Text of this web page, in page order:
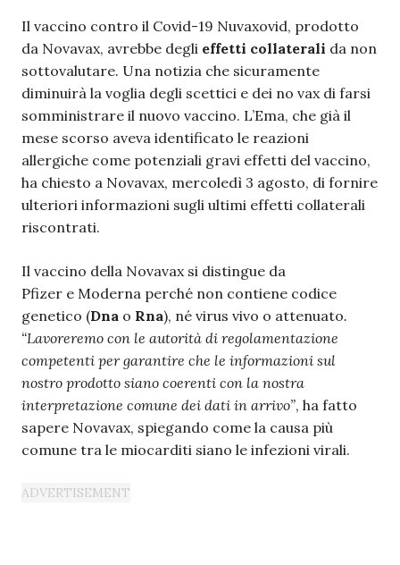
Il vaccino contro il Covid-19 Nuvaxovid, prodotto
da Novavax, avrebbe degli effetti collaterali da non
sottovalutare. Una notizia che sicuramente
diminuirà la voglia degli scettici e dei no vax di farsi
somministrare il nuovo vaccino. L’Ema, che già il
mese scorso aveva identificato le reazioni
allergiche come potenziali gravi effetti del vaccino,
ha chiesto a Novavax, mercoledì 3 agosto, di fornire
ulteriori informazioni sugli ultimi effetti collaterali
riscontrati.
Il vaccino della Novavax si distingue da
Pfizer e Moderna perché non contiene codice
genetico (Dna o Rna), né virus vivo o attenuato.
“Lavoreremo con le autorità di regolamentazione
competenti per garantire che le informazioni sul
nostro prodotto siano coerenti con la nostra
interpretazione comune dei dati in arrivo”, ha fatto
sapere Novavax, spiegando come la causa più
comune tra le miocarditi siano le infezioni virali.